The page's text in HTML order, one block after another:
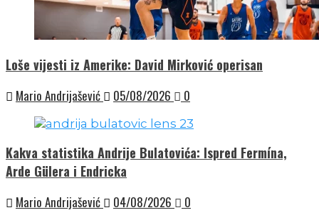
Loše vijesti iz Amerike: David Mirković operisan
Mario Andrijašević 05/08/2026 0
Kakva statistika Andrije Bulatovića: Ispred Fermína,
Arde Gülera i Endricka
Mario Andrijašević 04/08/2026 0